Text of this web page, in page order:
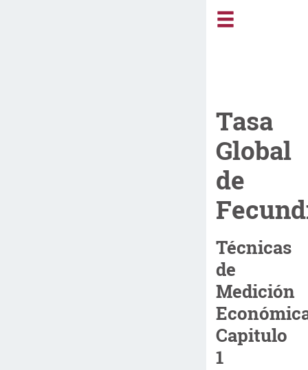
Tasa
Global
de
Técnicas
de
Medición
Capitulo
1